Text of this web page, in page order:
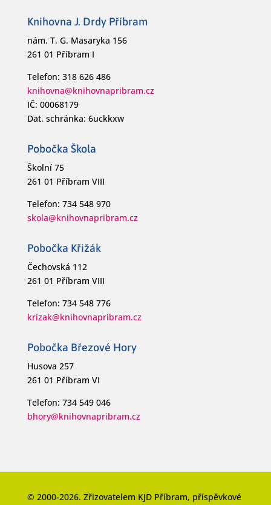
Knihovna J. Drdy Příbram
nám. T. G. Masaryka 156
261 01 Příbram I
Telefon: 318 626 486
knihovna@knihovnapribram.cz
IČ: 00068179
Dat. schránka: 6uckkxw
Pobočka Škola
Školní 75
261 01 Příbram VIII
Telefon: 734 548 970
skola@knihovnapribram.cz
Pobočka Křižák
Čechovská 112
261 01 Příbram VIII
Telefon: 734 548 776
krizak@knihovnapribram.cz
Pobočka Březové Hory
Husova 257
261 01 Příbram VI
Telefon: 734 549 046
bhory@knihovnapribram.cz
© 2000-2026. Zřizovatelem KJD Příbram, příspěvkové